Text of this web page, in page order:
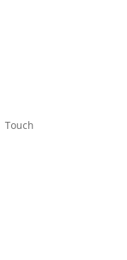
Touch